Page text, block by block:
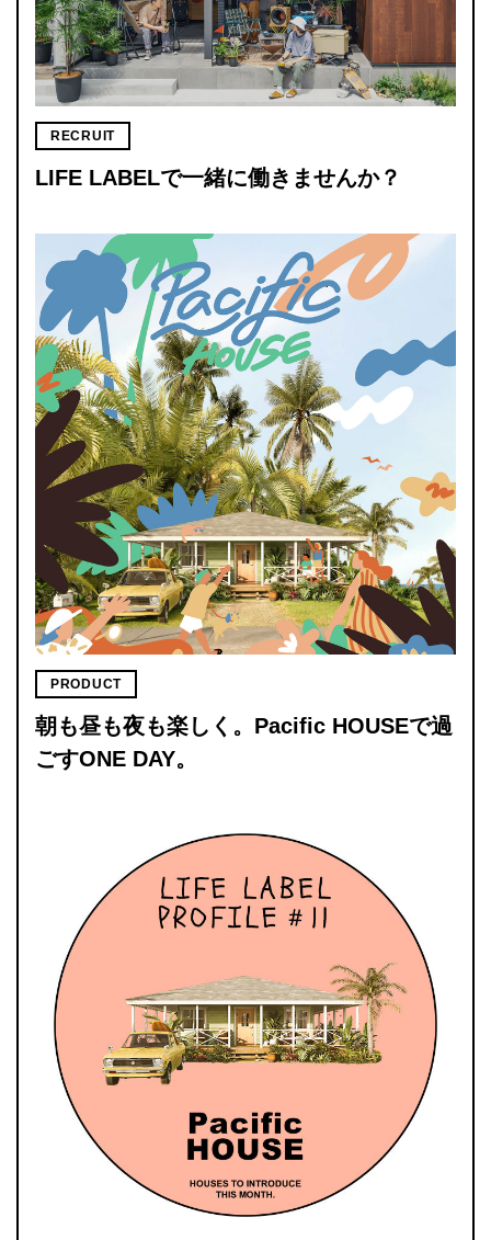
RECRUIT
LIFE LABELで一緒に働きませんか？
PRODUCT
朝も昼も夜も楽しく。Pacific HOUSEで過
ごすONE DAY。